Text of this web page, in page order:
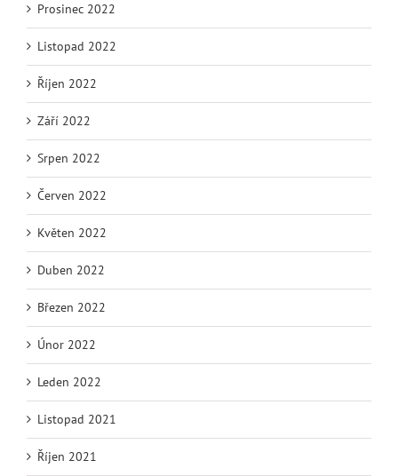
Prosinec 2022
Listopad 2022
Říjen 2022
Září 2022
Srpen 2022
Červen 2022
Květen 2022
Duben 2022
Březen 2022
Únor 2022
Leden 2022
Listopad 2021
Říjen 2021